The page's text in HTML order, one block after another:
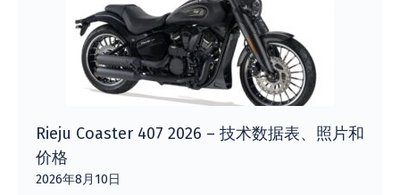
Rieju Coaster 407 2026 – 技术数据表、照片和
价格
2026年8月10日